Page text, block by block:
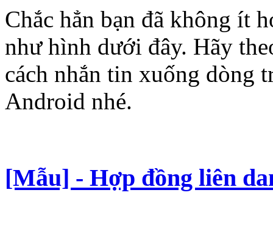
Chắc hẳn bạn đã không ít
như hình dưới đây. Hãy
cách nhắn tin xuống dòng
Android nhé.
[Mẫu] - Hợp đồng liên